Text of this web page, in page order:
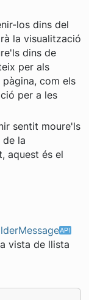
los dins del
la visualització
dins de
per als
com els
per a les
sentit moure'ls
de la
aquest és el
vista de llista